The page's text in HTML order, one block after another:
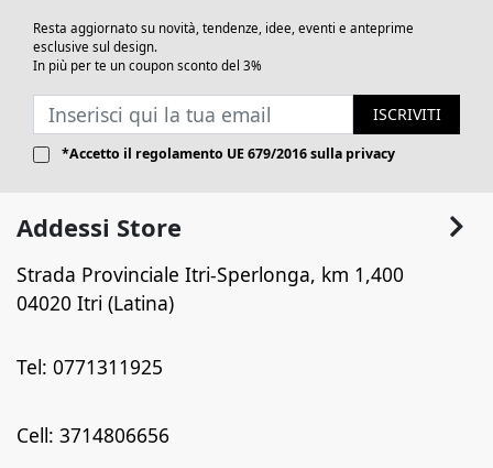
facilità d'uso, sicurezza, riscaldamento,
acqua calda sanitaria, termocamini a pellet,
promozioni, consulenza personalizzata.**
Resta aggiornato su novità, tendenze, idee, eventi e anteprime
esclusive sul design.
In più per te un coupon sconto del 3%
ISCRIVITI
*Accetto il regolamento UE 679/2016sulla privacy
Addessi Store
Strada Provinciale Itri-Sperlonga, km 1,400
04020 Itri (Latina)
Tel: 0771311925
Cell: 3714806656